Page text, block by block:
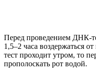
Перед проведением ДНК-
1,5–2 часа воздержаться
тест проходит утром, то
прополоскать рот водой.